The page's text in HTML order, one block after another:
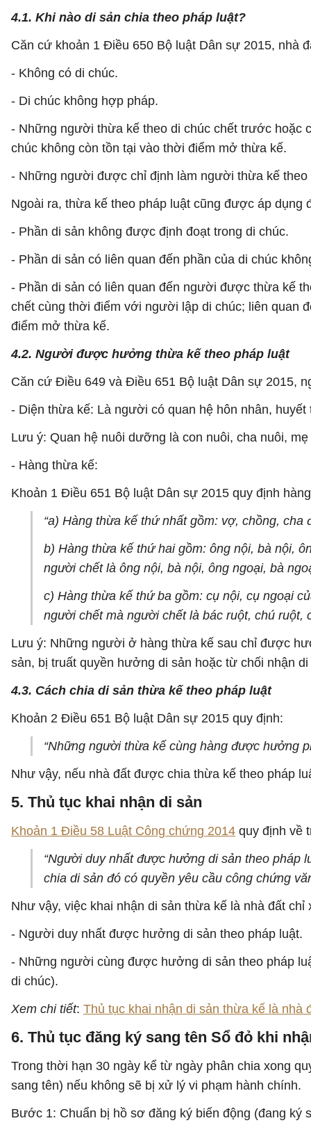
4.1. Khi nào di sản chia theo pháp luật?
Căn cứ khoản 1 Điều 650 Bộ luật Dân sự 2015, nhà
- Không có di chúc.
- Di chúc không hợp pháp.
- Những người thừa kế theo di chúc chết trước
chúc không còn tồn tại vào thời điểm mở thừa kế.
- Những người được chỉ định làm người thừa kế
Ngoài ra, thừa kế theo pháp luật cũng được áp dụng
- Phần di sản không được định đoạt trong di chúc.
- Phần di sản có liên quan đến phần của di chúc
- Phần di sản có liên quan đến người được thừa kế
chết cùng thời điểm với người lập di chúc; liên quan
điểm mở thừa kế.
4.2. Người được hưởng thừa kế theo pháp luật
Căn cứ Điều 649 và Điều 651 Bộ luật Dân sự 2015,
- Diện thừa kế: Là người có quan hệ hôn nhân,
Lưu ý: Quan hệ nuôi dưỡng là con nuôi, cha nuôi, mẹ
- Hàng thừa kế:
Khoản 1 Điều 651 Bộ luật Dân sự 2015 quy định
“a) Hàng thừa kế thứ nhất gồm: vợ, chồng,
b) Hàng thừa kế thứ hai gồm: ông nội, bà nội,
người chết là ông nội, bà nội, ông ngoại, bà
c) Hàng thừa kế thứ ba gồm: cụ nội, cụ ngoại
người chết mà người chết là bác ruột, chú ruột,
Lưu ý: Những người ở hàng thừa kế sau chỉ được
sản, bị truất quyền hưởng di sản hoặc từ chối nhận
4.3. Cách chia di sản thừa kế theo pháp luật
Khoản 2 Điều 651 Bộ luật Dân sự 2015 quy định:
“Những người thừa kế cùng hàng được hưởng
Như vậy, nếu nhà đất được chia thừa kế theo pháp
5. Thủ tục khai nhận di sản
Khoản 1 Điều 58 Luật Công chứng 2014 quy định về
“Người duy nhất được hưởng di sản theo pháp
chia di sản đó có quyền yêu cầu công chứng
Như vậy, việc khai nhận di sản thừa kế là nhà đất
- Người duy nhất được hưởng di sản theo pháp luật.
- Những người cùng được hưởng di sản theo pháp
di chúc).
Xem chi tiết: Thủ tục khai nhận di sản thừa kế là nhà
6. Thủ tục đăng ký sang tên Sổ đỏ khi
Trong thời hạn 30 ngày kể từ ngày phân chia xong
sang tên) nếu không sẽ bị xử lý vi phạm hành chính.
Bước 1: Chuẩn bị hồ sơ đăng ký biến động (đang ký